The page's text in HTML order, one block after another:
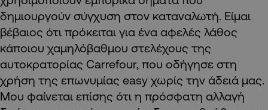
δημιουργούν σύγχυση στον καταναλωτή. Είμαι
βέβαιος ότι πρόκειται για ένα αφελές λάθος
κάποιου χαμηλόβαθμου στελέχους της
αυτοκρατορίας Carrefour, που οδήγησε στη
χρήση της επωνυμίας easy χωρίς την άδειά μας.
Μου φαίνεται επίσης ότι η πρόσφατη αλλαγή